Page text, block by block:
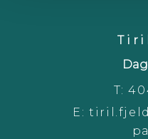
T:
E: